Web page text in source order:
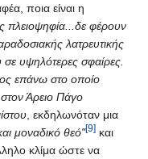
ποια είναι η
πλειοψηφία...δε φέρουν
λατρευτικής
υψηλότερες σφαίρες.
επάνω στο οποίο
Άρειο Πάγο
, εκδηλωνόταν μια
μοναδικό θεό"[9] και
κλίμα ώστε να